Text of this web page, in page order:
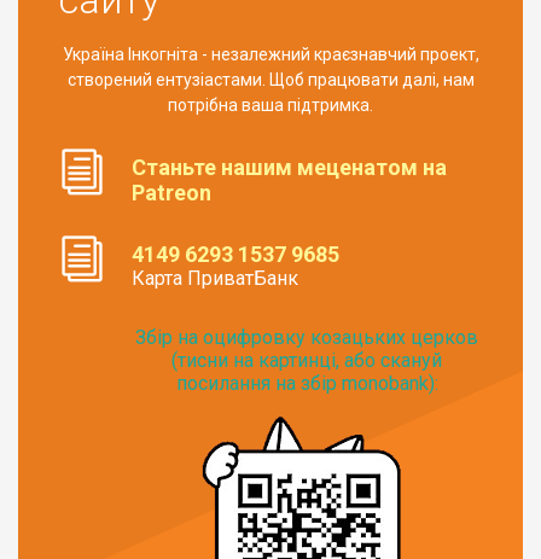
Україна Інкогніта - незалежний краєзнавчий проект,
створений ентузіастами. Щоб працювати далі, нам
потрібна ваша підтримка.
Станьте нашим меценатом на
Patreon
4149 6293 1537 9685
Карта ПриватБанк
Збір на оцифровку козацьких церков
(тисни на картинці, або скануй
посилання на збір monobank):